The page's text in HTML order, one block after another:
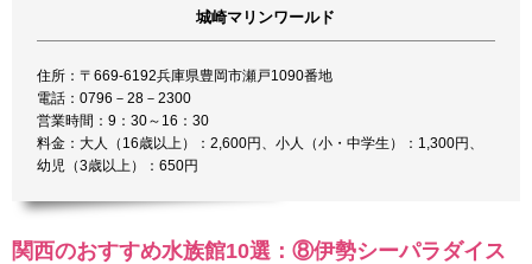
城崎マリンワールド
住所：〒669-6192兵庫県豊岡市瀬戸1090番地
電話：0796－28－2300
営業時間：9：30～16：30
料金：大人（16歳以上）：2,600円、小人（小・中学生）：1,300円、
幼児（3歳以上）：650円
関西のおすすめ水族館10選：⑧伊勢シーパラダイス